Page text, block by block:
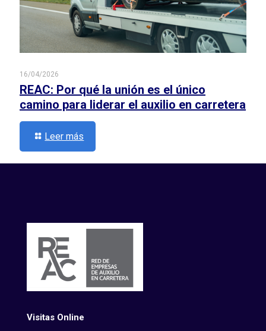
16/04/2026
REAC: Por qué la unión es el único
camino para liderar el auxilio en carretera
Leer más
Visitas Online